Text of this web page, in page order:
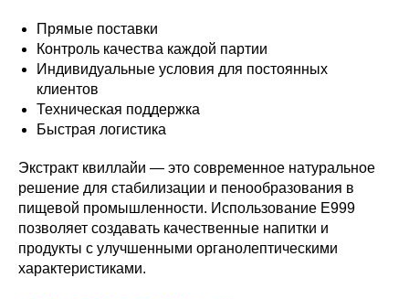
Прямые поставки
Контроль качества каждой партии
Индивидуальные условия для постоянных
клиентов
Техническая поддержка
Быстрая логистика
Экстракт квиллайи — это современное натуральное
решение для стабилизации и пенообразования в
пищевой промышленности. Использование E999
позволяет создавать качественные напитки и
продукты с улучшенными органолептическими
характеристиками.